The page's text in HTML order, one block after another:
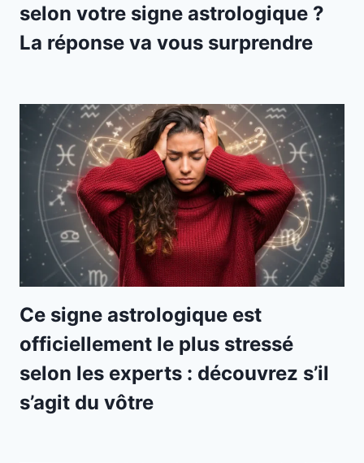
selon votre signe astrologique ?
La réponse va vous surprendre
Ce signe astrologique est
officiellement le plus stressé
selon les experts : découvrez s’il
s’agit du vôtre